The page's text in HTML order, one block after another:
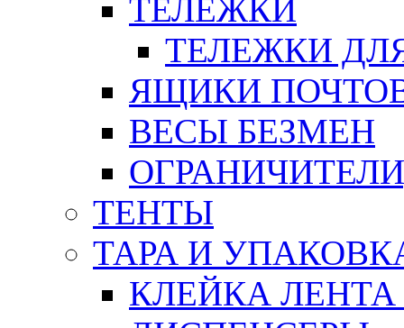
ТЕЛЕЖКИ
ТЕЛЕЖКИ
ЯЩИКИ
ВЕСЫ БЕЗМЕН
ТЕНТЫ
ТАРА И
КЛЕЙКА